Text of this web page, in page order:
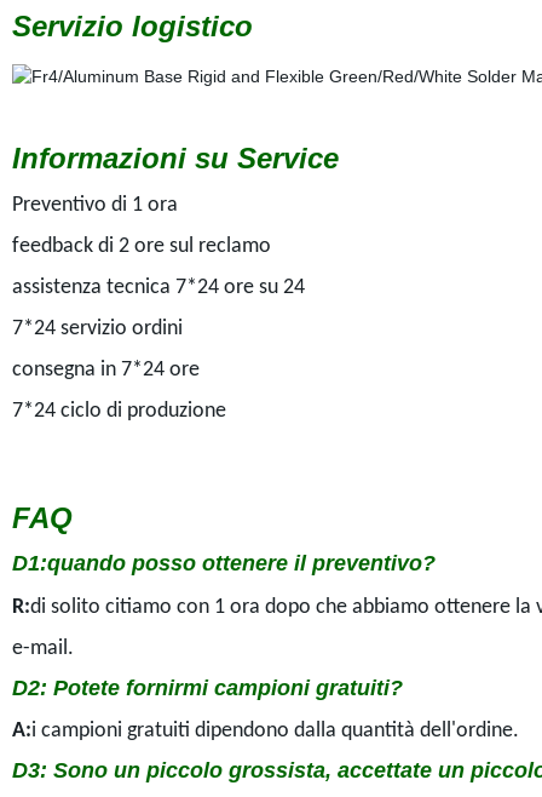
Servizio logistico
Informazioni su Service
Preventivo di 1 ora
feedback di 2 ore sul reclamo
assistenza tecnica 7*24 ore su 24
7*24 servizio ordini
consegna in 7*24 ore
7*24 ciclo di produzione
FAQ
D1:quando posso ottenere il preventivo?
R:di solito citiamo con 1 ora dopo che abbiamo ottenere la
e-mail.
D2: Potete fornirmi campioni gratuiti?
A:i campioni gratuiti dipendono dalla quantità dell'ordine.
D3: Sono un piccolo grossista, accettate un